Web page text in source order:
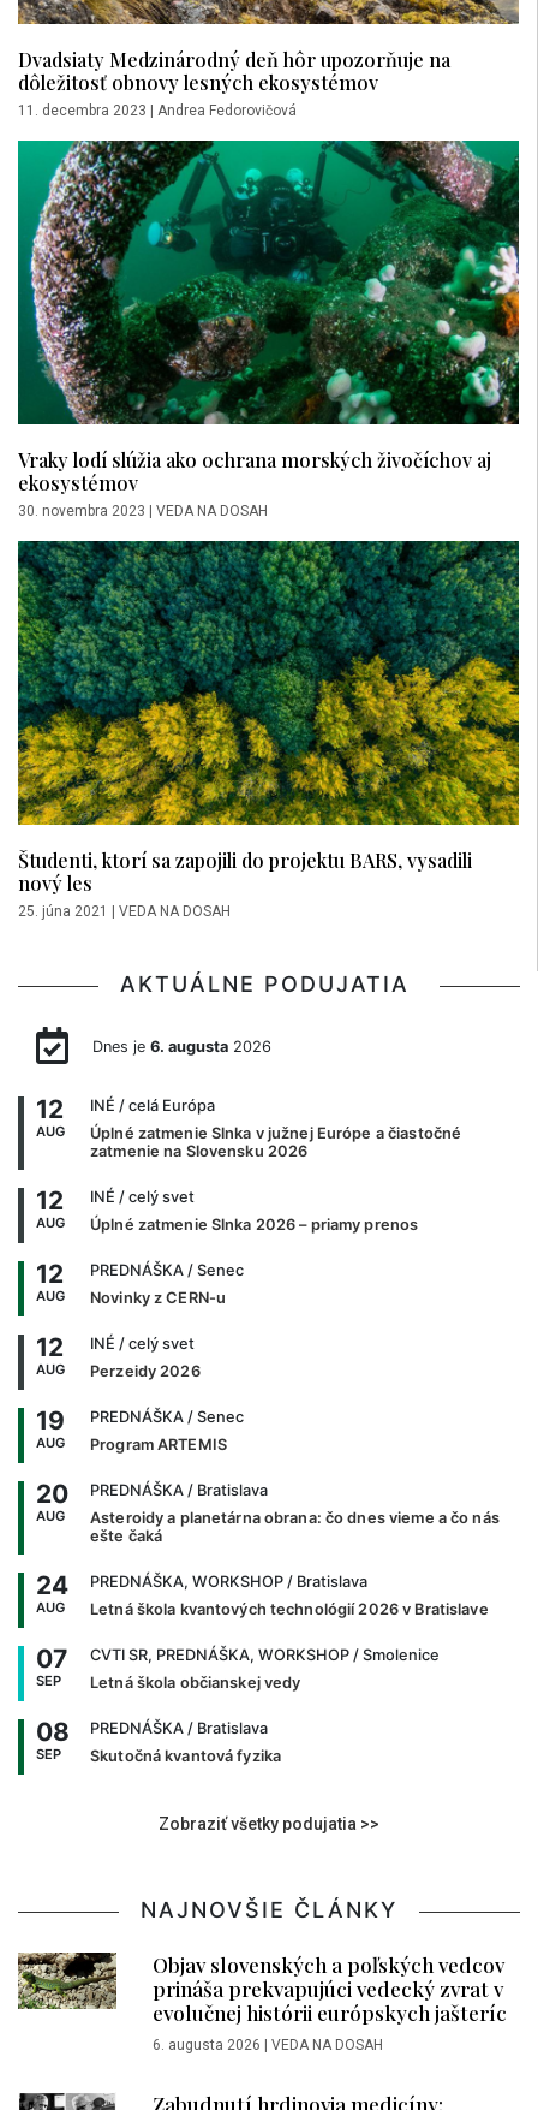
Dvadsiaty Medzinárodný deň hôr upozorňuje na
dôležitosť obnovy lesných ekosystémov
11. decembra 2023 | Andrea Fedorovičová
Vraky lodí slúžia ako ochrana morských živočíchov aj
ekosystémov
30. novembra 2023 VEDA NA DOSAH
Študenti, ktorí sa zapojili do projektu BARS, vysadili
nový les
25. júna 2021 VEDA NA DOSAH
AKTUÁLNE PODUJATIA
Dnes je 6. augusta2026
12
AUG
INÉ / celá Európa
Úplné zatmenie Slnka v južnej Európe a čiastočné
zatmenie na Slovensku 2026
12
AUG
INÉ / celý svet
Úplné zatmenie Slnka 2026 – priamy prenos
12
AUG
PREDNÁŠKA / Senec
Novinky z CERN-u
12
AUG
INÉ / celý svet
Perzeidy 2026
19
AUG
PREDNÁŠKA / Senec
Program ARTEMIS
20
AUG
PREDNÁŠKA / Bratislava
Asteroidy a planetárna obrana: čo dnes vieme a čo nás
ešte čaká
24
AUG
PREDNÁŠKA, WORKSHOP / Bratislava
Letná škola kvantových technológií 2026 v Bratislave
07
SEP
CVTI SR, PREDNÁŠKA, WORKSHOP / Smolenice
Letná škola občianskej vedy
08
SEP
PREDNÁŠKA / Bratislava
Skutočná kvantová fyzika
Zobraziť všetky podujatia >>
NAJNOVŠIE ČLÁNKY
Objav slovenských a poľských vedcov
prináša prekvapujúci vedecký zvrat v
evolučnej histórii európskych jašteríc
6. augusta 2026 VEDA NA DOSAH
Zabudnutí hrdinovia medicíny: